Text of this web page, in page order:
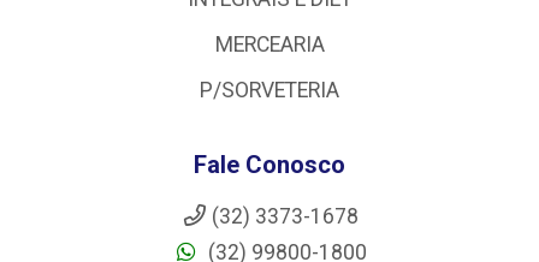
MERCEARIA
P/SORVETERIA
Fale Conosco
(32) 3373-1678
(32) 99800-1800